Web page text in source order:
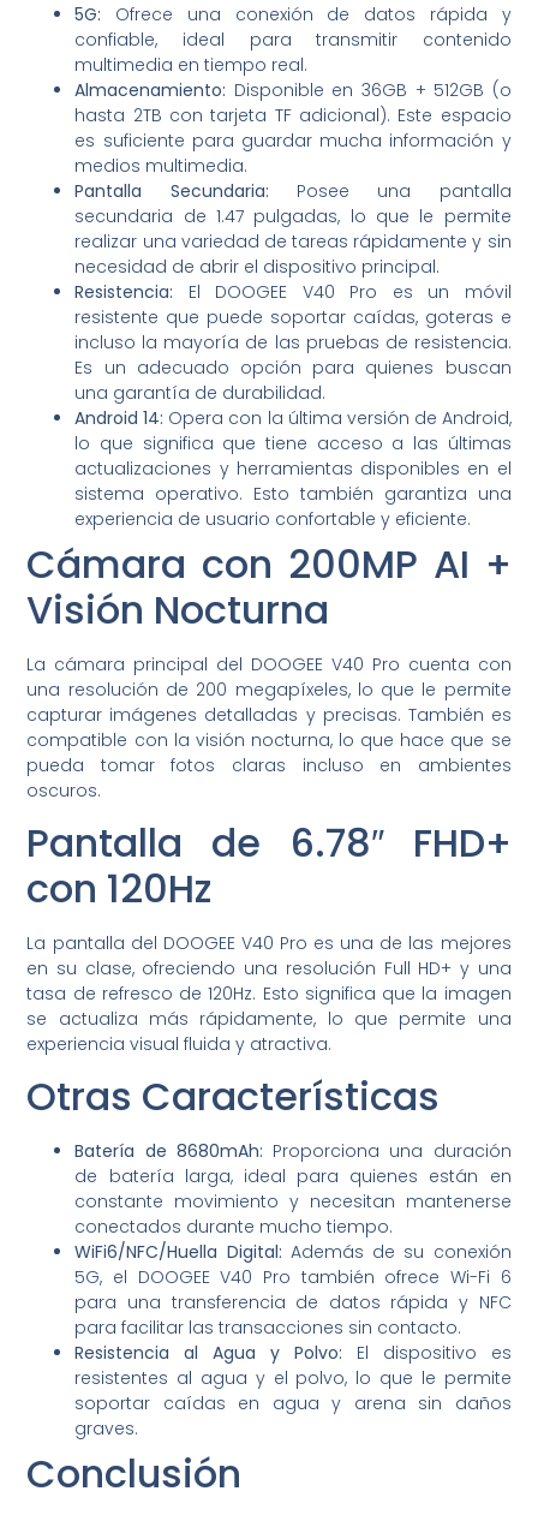
5G: Ofrece una conexión de datos rápida y
confiable, ideal para transmitir contenido
multimedia en tiempo real.
Almacenamiento: Disponible en 36GB + 512GB (o
hasta 2TB con tarjeta TF adicional). Este espacio
es suficiente para guardar mucha información y
medios multimedia.
Pantalla Secundaria: Posee una pantalla
secundaria de 1.47 pulgadas, lo que le permite
realizar una variedad de tareas rápidamente y sin
necesidad de abrir el dispositivo principal.
Resistencia: El DOOGEE V40 Pro es un móvil
resistente que puede soportar caídas, goteras e
incluso la mayoría de las pruebas de resistencia.
Es un adecuado opción para quienes buscan
una garantía de durabilidad.
Android 14: Opera con la última versión de Android,
lo que significa que tiene acceso a las últimas
actualizaciones y herramientas disponibles en el
sistema operativo. Esto también garantiza una
experiencia de usuario confortable y eficiente.
Cámara con 200MP AI +
Visión Nocturna
La cámara principal del DOOGEE V40 Pro cuenta con
una resolución de 200 megapíxeles, lo que le permite
capturar imágenes detalladas y precisas. También es
compatible con la visión nocturna, lo que hace que se
pueda tomar fotos claras incluso en ambientes
oscuros.
Pantalla de 6.78″ FHD+
con 120Hz
La pantalla del DOOGEE V40 Pro es una de las mejores
en su clase, ofreciendo una resolución Full HD+ y una
tasa de refresco de 120Hz. Esto significa que la imagen
se actualiza más rápidamente, lo que permite una
experiencia visual fluida y atractiva.
Otras Características
Batería de 8680mAh: Proporciona una duración
de batería larga, ideal para quienes están en
constante movimiento y necesitan mantenerse
conectados durante mucho tiempo.
WiFi6/NFC/Huella Digital: Además de su conexión
5G, el DOOGEE V40 Pro también ofrece Wi-Fi 6
para una transferencia de datos rápida y NFC
para facilitar las transacciones sin contacto.
Resistencia al Agua y Polvo: El dispositivo es
resistentes al agua y el polvo, lo que le permite
soportar caídas en agua y arena sin daños
graves.
Conclusión